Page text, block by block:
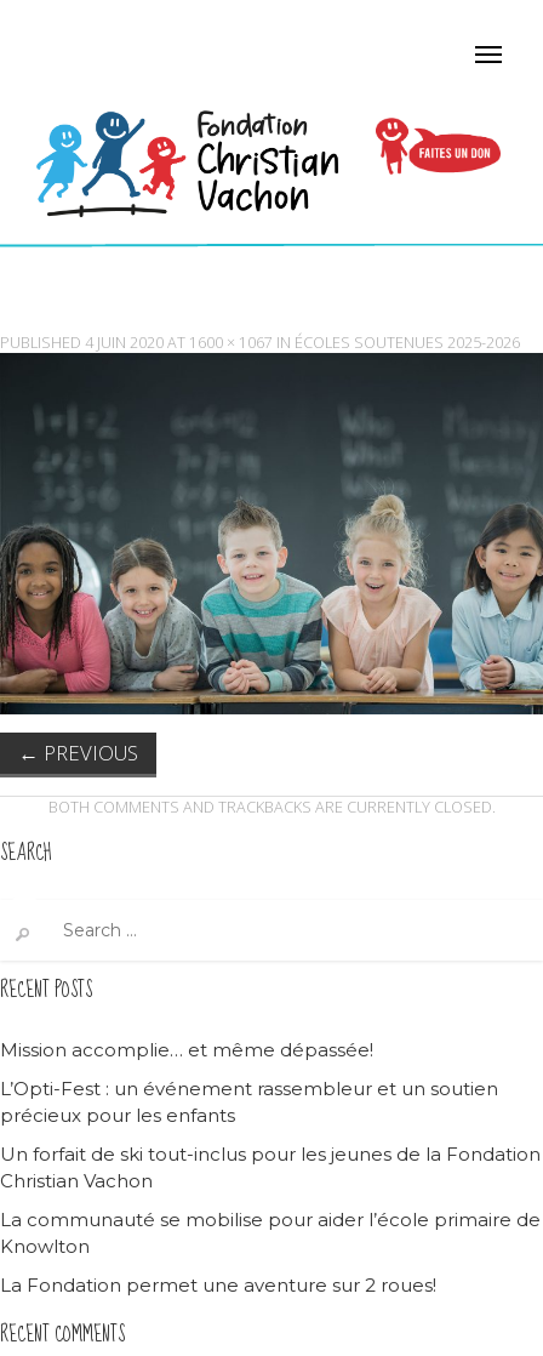
PUBLISHED 4 JUIN 2020AT 1600 × 1067 IN ÉCOLES SOUTENUES 2025-2026
← PREVIOUS
BOTH COMMENTS AND TRACKBACKS ARE CURRENTLY CLOSED.
SEARCH
for:
RECENT POSTS
Mission accomplie… et même dépassée!
L’Opti-Fest : un événement rassembleur et un soutien
précieux pour les enfants
Un forfait de ski tout-inclus pour les jeunes de la Fondation
Christian Vachon
La communauté se mobilise pour aider l’école primaire de
Knowlton
La Fondation permet une aventure sur 2 roues!
RECENT COMMENTS